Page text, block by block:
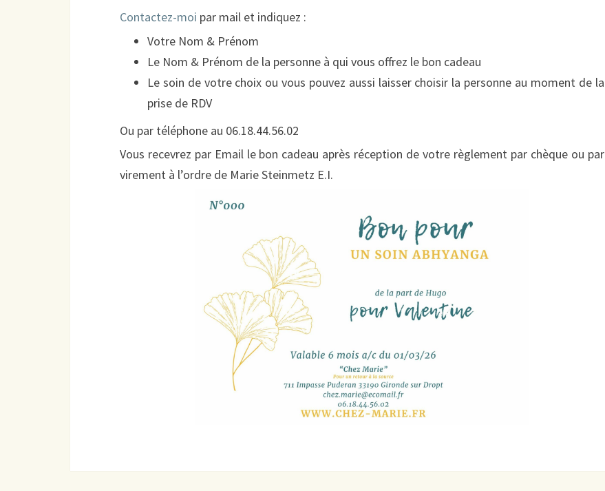
Contactez-moi par mail et indiquez :
Votre Nom & Prénom
Le Nom & Prénom de la personne à qui vous offrez le bon cadeau
Le soin de votre choix ou vous pouvez aussi laisser choisir la personne au moment de la
prise de RDV
Ou par téléphone au 06.18.44.56.02
Vous recevrez par Email le bon cadeau après réception de votre règlement par chèque ou par
virement à l’ordre de Marie Steinmetz E.I.